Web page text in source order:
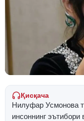
Қисқача
Нилуфар Усмонова
инсоннинг